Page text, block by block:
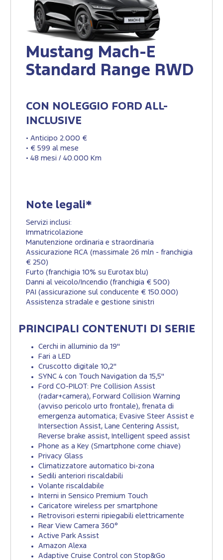
Mustang Mach-E
Standard Range RWD
CON NOLEGGIO FORD ALL-
INCLUSIVE
• Anticipo 2.000 €
• € 599 al mese
• 48 mesi / 40.000 Km
Note legali*
Servizi inclusi:
Immatricolazione
Manutenzione ordinaria e straordinaria
Assicurazione RCA (massimale 26 mln - franchigia
€ 250)
Furto (franchigia 10% su Eurotax blu)
Danni al veicolo/Incendio (franchigia € 500)
PAI (assicurazione sul conducente € 150.000)
Assistenza stradale e gestione sinistri
PRINCIPALI CONTENUTI DI SERIE
Cerchi in alluminio da 19"
Fari a LED
Cruscotto digitale 10,2"
SYNC 4 con Touch Navigation da 15,5"
Ford CO-PILOT: Pre Collision Assist
(radar+camera), Forward Collision Warning
(avviso pericolo urto frontale), frenata di
emergenza automatica; Evasive Steer Assist e
Intersection Assist, Lane Centering Assist,
Reverse brake assist, Intelligent speed assist
Phone as a Key (Smartphone come chiave)
Privacy Glass
Climatizzatore automatico bi-zona
Sedili anteriori riscaldabili
Volante riscaldabile
Interni in Sensico Premium Touch
Caricatore wireless per smartphone
Retrovisori esterni ripiegabili elettricamente
Rear View Camera 360°
Active Park Assist
Amazon Alexa
Adaptive Cruise Control con Stop&Go